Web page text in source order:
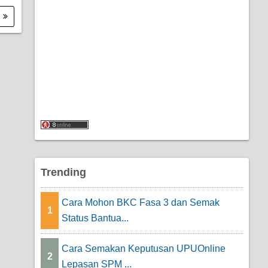
Trending
1
Cara Mohon BKC Fasa 3 dan Semak
Status Bantua...
2
Cara Semakan Keputusan UPUOnline
Lepasan SPM ...